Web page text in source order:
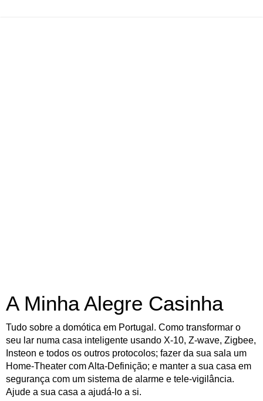
A Minha Alegre Casinha
Tudo sobre a domótica em Portugal. Como transformar o
seu lar numa casa inteligente usando X-10, Z-wave, Zigbee,
Insteon e todos os outros protocolos; fazer da sua sala um
Home-Theater com Alta-Definição; e manter a sua casa em
segurança com um sistema de alarme e tele-vigilância.
Ajude a sua casa a ajudá-lo a si.